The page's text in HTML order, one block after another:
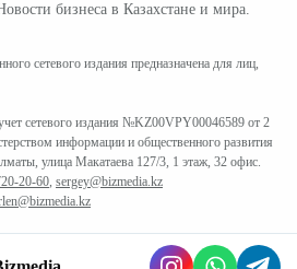
бизнеса в Казахстане и мира.
сетевого издания предназначена для лиц,
сетевого издания №KZ00VPY00046589 от 2
информации и общественного развития
улица Макатаева 127/3, 1 этаж, 32 офис.
20-60, sergey@bizmedia.kz